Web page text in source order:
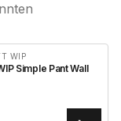
WIP
Simple Pant Wall